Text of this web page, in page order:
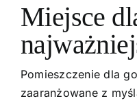
Miejsce
Pomieszczenie dla
zaaranżowane z